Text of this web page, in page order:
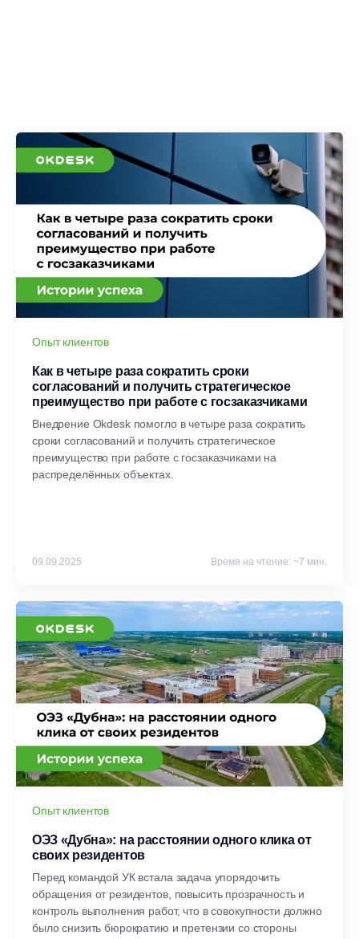
Опыт клиентов
Как в четыре раза сократить сроки
согласований и получить стратегическое
преимущество при работе с госзаказчиками
Внедрение Okdesk помогло в четыре раза сократить
сроки согласований и получить стратегическое
преимущество при работе с госзаказчиками на
распределённых объектах.
09.09.2025 Время на чтение: ~7 мин.
Опыт клиентов
ОЭЗ «Дубна»: на расстоянии одного клика от
своих резидентов
Перед командой УК встала задача упорядочить
обращения от резидентов, повысить прозрачность и
контроль выполнения работ, что в совокупности должно
было снизить бюрократию и претензии со стороны